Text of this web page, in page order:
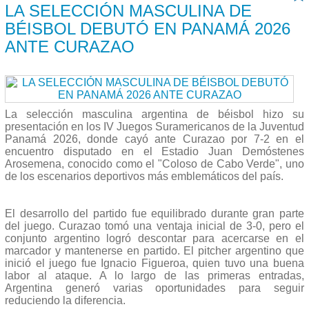
LA SELECCIÓN MASCULINA DE
BÉISBOL DEBUTÓ EN PANAMÁ 2026
ANTE CURAZAO
La selección masculina argentina de béisbol hizo su
presentación en los IV Juegos Suramericanos de la Juventud
Panamá 2026, donde cayó ante Curazao por 7-2 en el
encuentro disputado en el Estadio Juan Demóstenes
Arosemena, conocido como el "Coloso de Cabo Verde", uno
de los escenarios deportivos más emblemáticos del país.
El desarrollo del partido fue equilibrado durante gran parte
del juego. Curazao tomó una ventaja inicial de 3-0, pero el
conjunto argentino logró descontar para acercarse en el
marcador y mantenerse en partido. El pitcher argentino que
inició el juego fue Ignacio Figueroa, quien tuvo una buena
labor al ataque. A lo largo de las primeras entradas,
Argentina generó varias oportunidades para seguir
reduciendo la diferencia.